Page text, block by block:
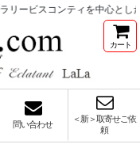
ンティを中心としたレディ
カート
問い合わせ
＜新＞取寄せご依
頼